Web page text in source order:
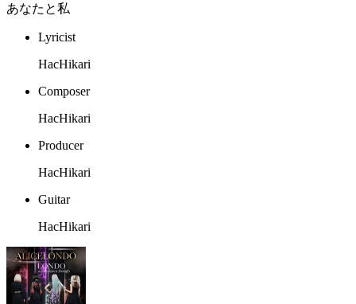
あなたと私
Lyricist
HacHikari
Composer
HacHikari
Producer
HacHikari
Guitar
HacHikari